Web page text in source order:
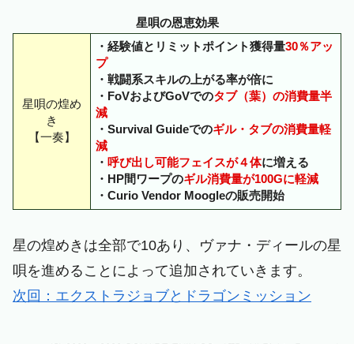
星唄の恩恵効果
星唄の煌め
き
【一奏】
・経験値とリミットポイント獲得量30％アッ
プ
・戦闘系スキルの上がる率が倍に
・FoVおよびGoVでのタブ（葉）の消費量半
減
・Survival Guideでのギル・タブの消費量軽
減
・ 呼び出し可能フェイスが４体に増える
・HP間ワープのギル消費量が100Gに軽減
・Curio Vendor Moogleの販売開始
星の煌めきは全部で10あり、ヴァナ・ディールの星
唄を進めることによって追加されていきます。
次回：エクストラジョブとドラゴンミッション